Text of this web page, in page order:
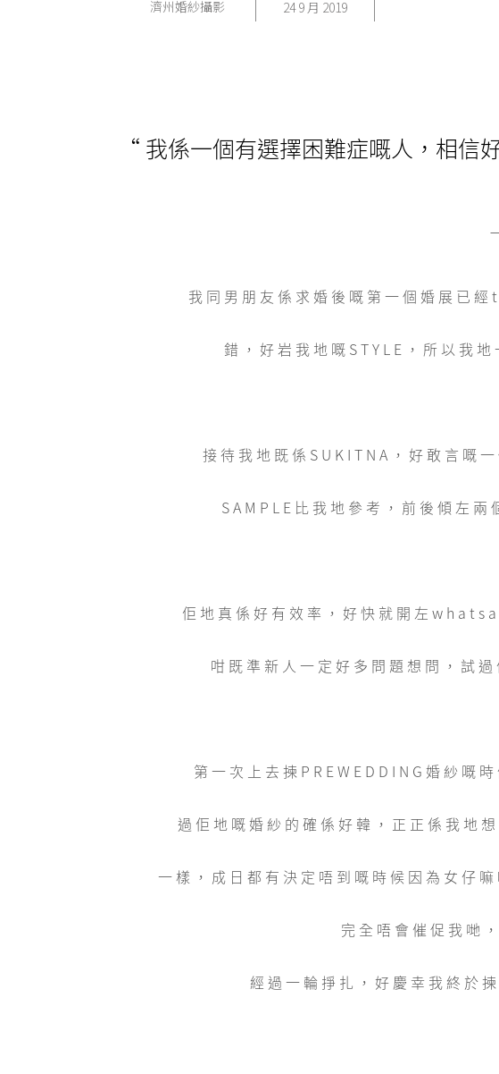
濟州婚紗攝影 24 9 月 2019
“ 我係一個有選擇困難症嘅人，相信
我同男朋友係求婚後嘅第一個婚展已
錯，好岩我地嘅STYLE，所以我
接待我地既係SUKITNA，好敢言嘅
SAMPLE比我地參考，前後傾左
佢地真係好有效率，好快就開左
咁既準新人一定好多問題想問，試
第一次上去揀PREWEDDING婚紗嘅
過佢地嘅婚紗的確係好韓，正正係我地
一樣，成日都有決定唔到嘅時候因為女仔
完全唔會催促我哋
經過一輪掙扎，好慶幸我終於